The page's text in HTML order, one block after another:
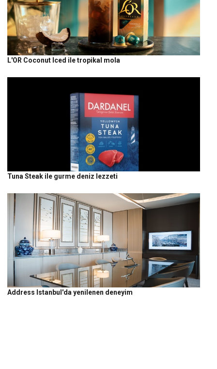
L'OR Coconut Iced ile tropikal mola
Tuna Steak ile gurme deniz lezzeti
Address Istanbul'da yenilenen deneyim